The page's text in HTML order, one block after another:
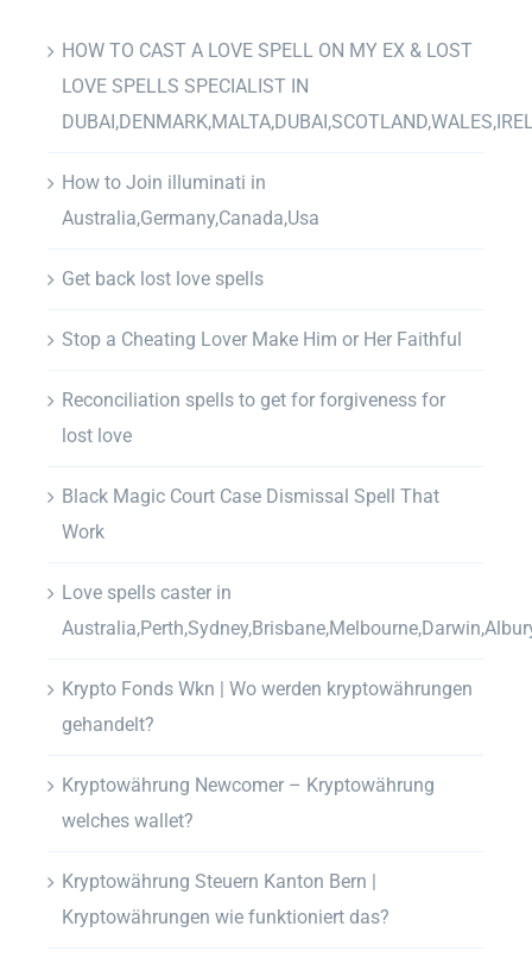
HOW TO CAST A LOVE SPELL ON MY EX & LOST
LOVE SPELLS SPECIALIST IN
How to Join illuminati in
Australia,Germany,Canada,Usa
Get back lost love spells
Stop a Cheating Lover Make Him or Her Faithful
Reconciliation spells to get for forgiveness for
lost love
Black Magic Court Case Dismissal Spell That
Work
Love spells caster in
Krypto Fonds Wkn | Wo werden kryptowährungen
gehandelt?
Kryptowährung Newcomer – Kryptowährung
welches wallet?
Kryptowährung Steuern Kanton Bern |
Kryptowährungen wie funktioniert das?